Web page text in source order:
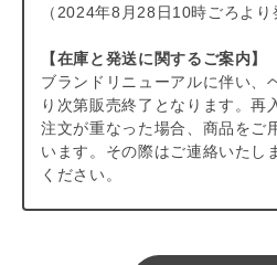
（2024年8月28日10時ごろより
【在庫と発送に関するご案内】
ブランドリニューアルに伴い、
り次第販売終了となります。再
注文が重なった場合、商品をご
います。その際はご連絡いたし
ください。